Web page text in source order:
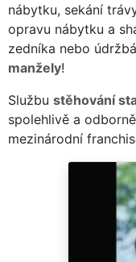
nábytku, sekání
opravu nábytku a
zedníka nebo
manžely!
Službu stěhování
spolehlivě a
mezinárodní